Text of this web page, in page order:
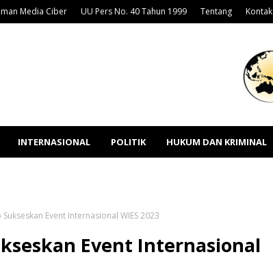
Media Ciber UU Pers No. 40 Tahun 1999 Tentang Kontak
INTERNASIONAL POLITIK HUKUM DAN KRIMINAL
Sukseskan Event Internasional WIES 2023
Event Internasional